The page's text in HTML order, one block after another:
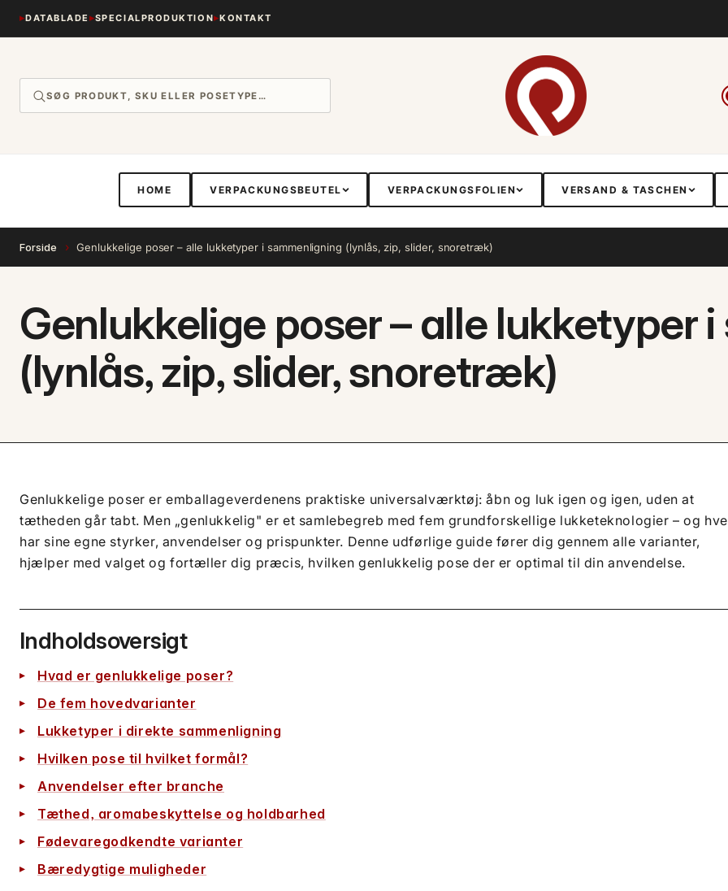
indhold
DATABLADE SPECIALPRODUKTION KONTAKT
HOME VERPACKUNGSBEUTEL VERPACKUNGSFOLIEN VERSAND & TASCHEN
Forside › Genlukkelige poser – alle lukketyper i sammenligning (lynlås, zip, slider, snoretræk)
Genlukkelige poser – alle lukketyper
(lynlås, zip, slider, snoretræk)
Genlukkelige poser er emballageverdenens praktiske universalværktøj: åbn og luk igen og igen, uden at
tætheden går tabt. Men „genlukkelig" er et samlebegreb med fem grundforskellige lukketeknologier – og
har sine egne styrker, anvendelser og prispunkter. Denne udførlige guide fører dig gennem alle varianter,
hjælper med valget og fortæller dig præcis, hvilken genlukkelig pose der er optimal til din anvendelse.
Indholdsoversigt
Hvad er genlukkelige poser?
De fem hovedvarianter
Lukketyper i direkte sammenligning
Hvilken pose til hvilket formål?
Anvendelser efter branche
Tæthed, aromabeskyttelse og holdbarhed
Fødevaregodkendte varianter
Bæredygtige muligheder